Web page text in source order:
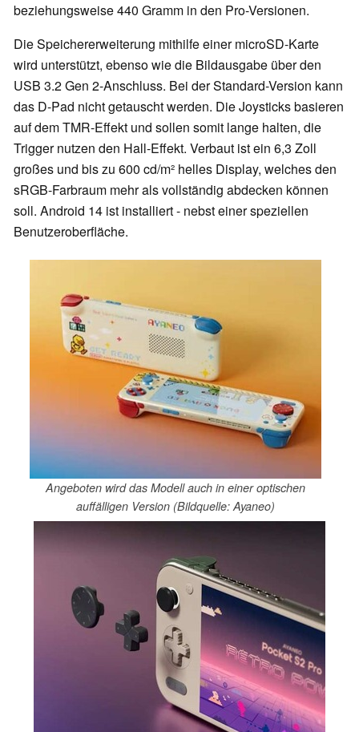
beziehungsweise 440 Gramm in den Pro-Versionen.
Die Speichererweiterung mithilfe einer microSD-Karte
wird unterstützt, ebenso wie die Bildausgabe über den
USB 3.2 Gen 2-Anschluss. Bei der Standard-Version kann
das D-Pad nicht getauscht werden. Die Joysticks basieren
auf dem TMR-Effekt und sollen somit lange halten, die
Trigger nutzen den Hall-Effekt. Verbaut ist ein 6,3 Zoll
großes und bis zu 600 cd/m² helles Display, welches den
sRGB-Farbraum mehr als vollständig abdecken können
soll. Android 14 ist installiert - nebst einer speziellen
Benutzeroberfläche.
Angeboten wird das Modell auch in einer optischen
auffälligen Version (Bildquelle: Ayaneo)